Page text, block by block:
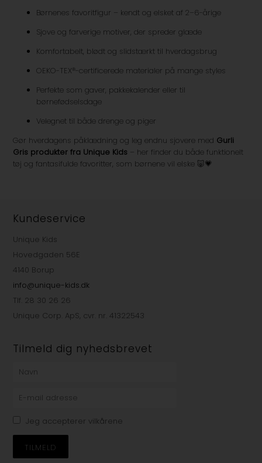
Børnenes favoritfigur – kendt og elsket af 2–6-årige
Sjove og farverige motiver, der spreder glæde
Komfortabelt, blødt og slidstærkt til hverdagsbrug
OEKO-TEX®-certificerede materialer på mange styles
Perfekte som gaver, pakkekalender eller til
børnefødselsdage
Velegnet til både drenge og piger
Gør hverdagens påklædning og leg endnu sjovere med Gurli
Gris produkter fra Unique Kids – her finder du både funktionelt
tøj og fantasifulde favoritter, som børnene vil elske 🐷💗
Kundeservice
Unique Kids
Hovedgaden 56E
4140 Borup
info@unique-kids.dk
Tlf. 28 30 26 26
Unique Corp. ApS, cvr. nr. 41322543
Tilmeld dig nyhedsbrevet
Jeg accepterer vilkårene